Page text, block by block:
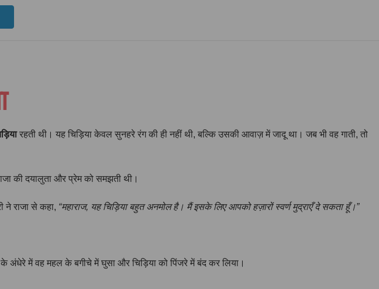
रहती थी। यह चिड़िया केवल सुनहरे रंग की ही नहीं थी, बल्कि उसकी आवाज़ में जादू था। जब भी वह गाती, तो
की दयालुता और प्रेम को समझती थी।
ने राजा से कहा, “महाराज, यह चिड़िया बहुत अनमोल है। मैं इसके लिए आपको हज़ारों स्वर्ण मुद्राएँ दे सकता हूँ।”
अंधेरे में वह महल के बगीचे में घुसा और चिड़िया को पिंजरे में बंद कर लिया।